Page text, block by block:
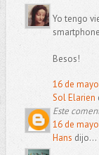
Yo tengo
Besos!
16 de
Sol Elarien
Este
16 de
Hans dijo...